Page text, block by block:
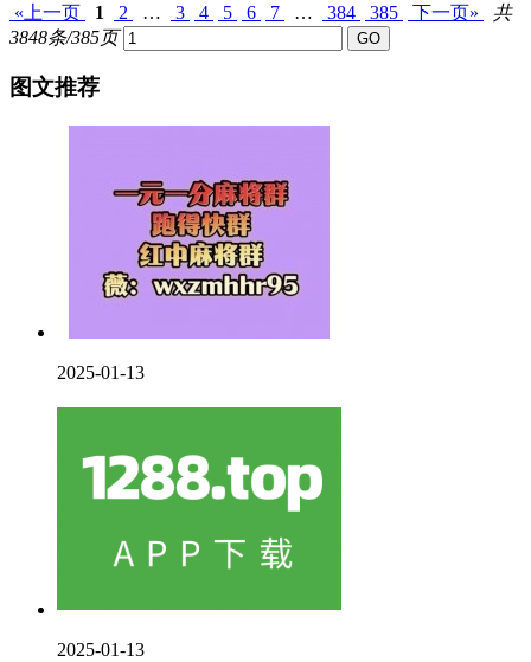
«上一页 1 2 … 3 4 5 6 7 … 384 385 下一页»
共
3848条/385页
图文推荐
2025-01-13
2025-01-13